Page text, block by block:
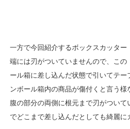
一方で今回紹介するボックスカッタ
端には刃がついていませんので、こ
ール箱に差し込んだ状態で引いてテ
ンボール箱内の商品が傷付くと言う
腹の部分の両側に根元まで刃がつい
でどこまで差し込んだとしても綺麗に